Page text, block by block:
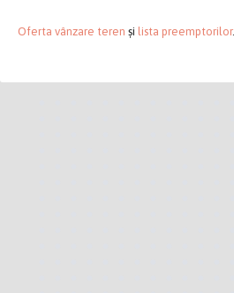
Oferta vânzare teren și lista preemptorilor.